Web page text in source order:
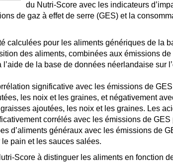
du Nutri-Score avec les indicateurs
de gaz à effet de serre (GES) et la
calculées pour les aliments génériques de la
des aliments, combinées aux émissions de
de la base de données néerlandaise sur
significative avec les émissions de
les noix et les graines, et négativement
ajoutées, les noix et les graines. Les
corrélés avec les émissions de GES
d’aliments généraux avec les émissions de
pain et les sauces salées.
Score à distinguer les aliments en fonction